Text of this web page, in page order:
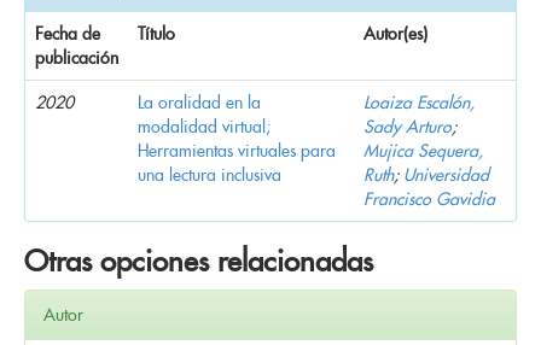
Fecha de
publicación
Título Autor(es)
2020
La oralidad en la
modalidad virtual;
Herramientas virtuales para
una lectura inclusiva
Loaiza Escalón,
Sady Arturo;
Mujica Sequera,
Ruth; Universidad
Francisco Gavidia
Otras opciones relacionadas
Autor